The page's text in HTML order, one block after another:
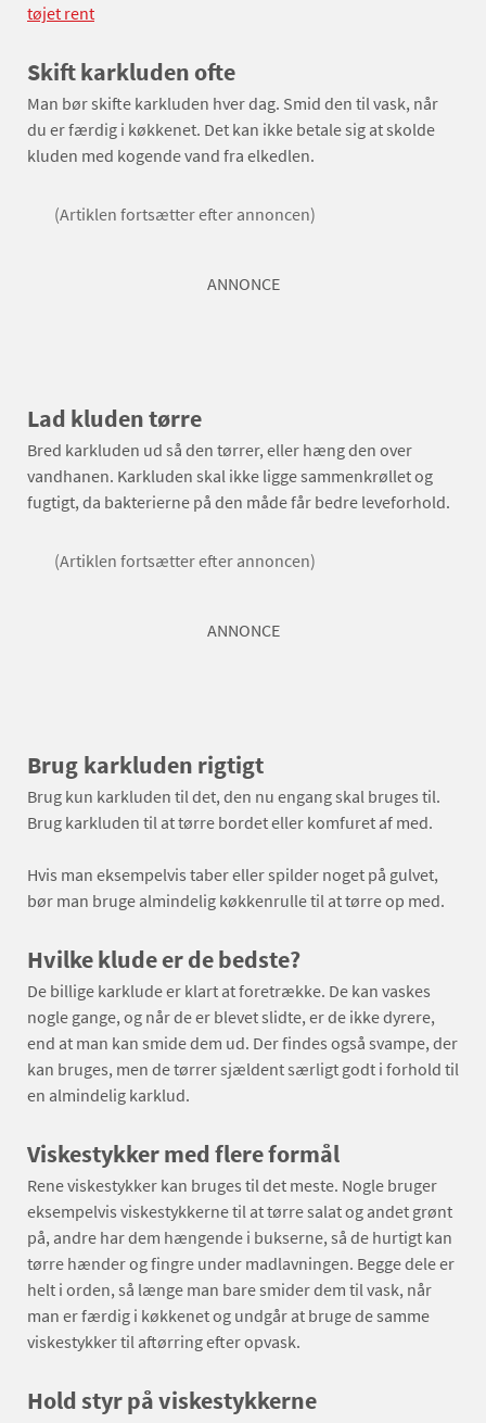
tøjet rent
Skift karkluden ofte
Man bør skifte karkluden hver dag. Smid den til vask, når
du er færdig i køkkenet. Det kan ikke betale sig at skolde
kluden med kogende vand fra elkedlen.
(Artiklen fortsætter efter annoncen)
ANNONCE
Lad kluden tørre
Bred karkluden ud så den tørrer, eller hæng den over
vandhanen. Karkluden skal ikke ligge sammenkrøllet og
fugtigt, da bakterierne på den måde får bedre leveforhold.
(Artiklen fortsætter efter annoncen)
ANNONCE
Brug karkluden rigtigt
Brug kun karkluden til det, den nu engang skal bruges til.
Brug karkluden til at tørre bordet eller komfuret af med.
Hvis man eksempelvis taber eller spilder noget på gulvet,
bør man bruge almindelig køkkenrulle til at tørre op med.
Hvilke klude er de bedste?
De billige karklude er klart at foretrække. De kan vaskes
nogle gange, og når de er blevet slidte, er de ikke dyrere,
end at man kan smide dem ud. Der findes også svampe, der
kan bruges, men de tørrer sjældent særligt godt i forhold til
en almindelig karklud.
Viskestykker med flere formål
Rene viskestykker kan bruges til det meste. Nogle bruger
eksempelvis viskestykkerne til at tørre salat og andet grønt
på, andre har dem hængende i bukserne, så de hurtigt kan
tørre hænder og fingre under madlavningen. Begge dele er
helt i orden, så længe man bare smider dem til vask, når
man er færdig i køkkenet og undgår at bruge de samme
viskestykker til aftørring efter opvask.
Hold styr på viskestykkerne